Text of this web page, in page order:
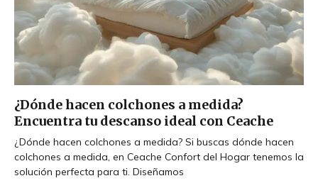
¿Dónde hacen colchones a medida?
Encuentra tu descanso ideal con Ceache
¿Dónde hacen colchones a medida? Si buscas dónde hacen
colchones a medida, en Ceache Confort del Hogar tenemos la
solución perfecta para ti. Diseñamos